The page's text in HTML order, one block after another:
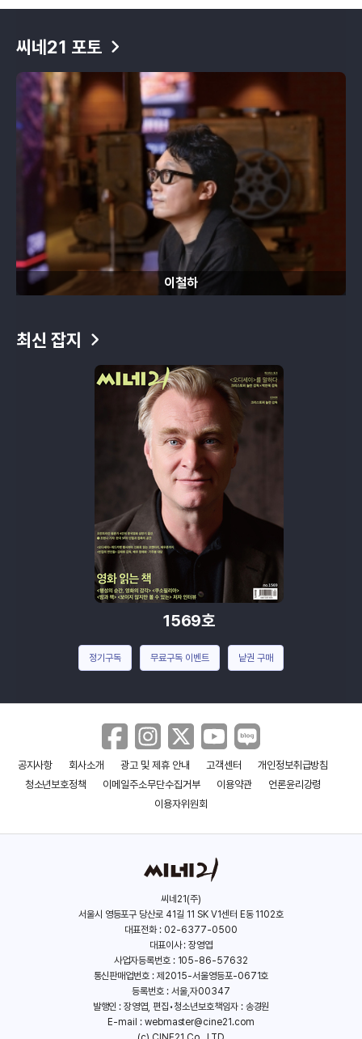
씨네21 포토
이철하
최신 잡지
1569호
정기구독 무료구독 이벤트 낱권 구매
공지사항 회사소개 광고 및 제휴 안내 고객센터
개인정보취급방침
청소년보호정책
이메일주소무단수집거부 이용약관
언론윤리강령
이용자위원회
씨네21(주)
서울시 영등포구 당산로 41길 11 SK V1센터 E동 1102호
대표전화 : 02-6377-0500
대표이사 : 장영엽
사업자등록번호 : 105-86-57632
통신판매업번호 : 제2015-서울영등포-0671호
등록번호 : 서울,자00347
발행인 : 장영엽, 편집•청소년보호책임자 : 송경원
E-mail : webmaster@cine21.com